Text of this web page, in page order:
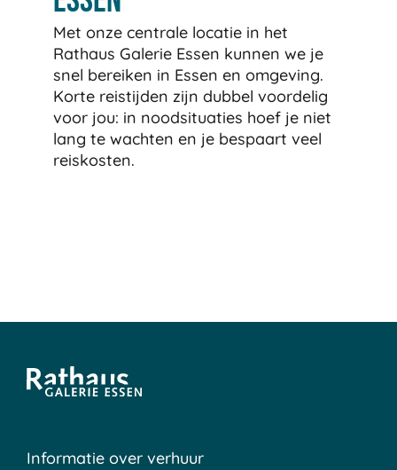
Met onze centrale locatie in het
Rathaus Galerie Essen kunnen we je
snel bereiken in Essen en omgeving.
Korte reistijden zijn dubbel voordelig
voor jou: in noodsituaties hoef je niet
lang te wachten en je bespaart veel
reiskosten.
Informatie over verhuur